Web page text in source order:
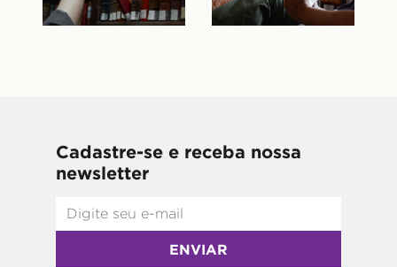
Cadastre-se e receba nossa
newsletter
ENVIAR